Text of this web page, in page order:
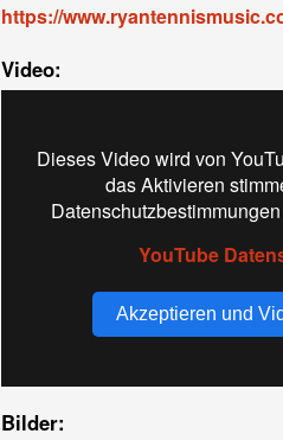
https://
Video:
Dieses Video wird von
das Aktivieren
YouTube
Akzeptieren und
Bilder: